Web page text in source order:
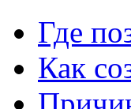
Где
Как